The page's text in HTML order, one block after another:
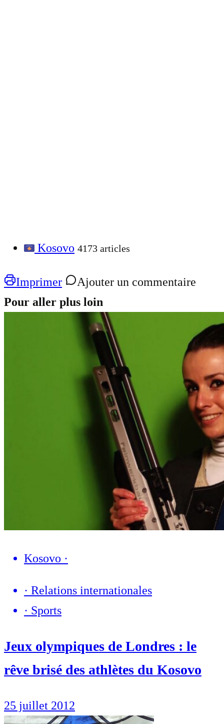
Kosovo 4173 articles
Imprimer
Ajouter un commentaire
Pour aller plus loin
Kosovo ·
· Relations internationales
· Sports
Jeux olympiques de Londres : le
rêve brisé des athlètes du Kosovo
25 juillet 2012